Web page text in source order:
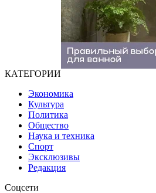
КАТЕГОРИИ
Экономика
Культура
Политика
Общество
Наука и техника
Спорт
Эксклюзивы
Редакция
Соцсети